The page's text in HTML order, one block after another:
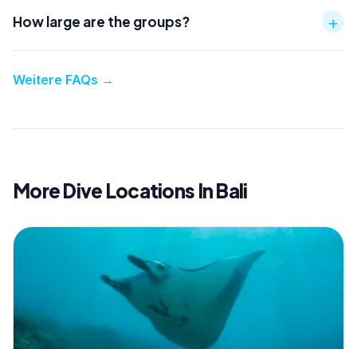
How large are the groups? +
Weitere FAQs →
More Dive Locations In Bali